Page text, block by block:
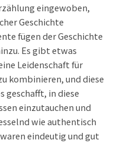
eingewoben,
Geschichte
fügen der Geschichte
Es gibt etwas
Leidenschaft für
kombinieren, und diese
geschafft, in diese
einzutauchen und
wie authentisch
eindeutig und gut